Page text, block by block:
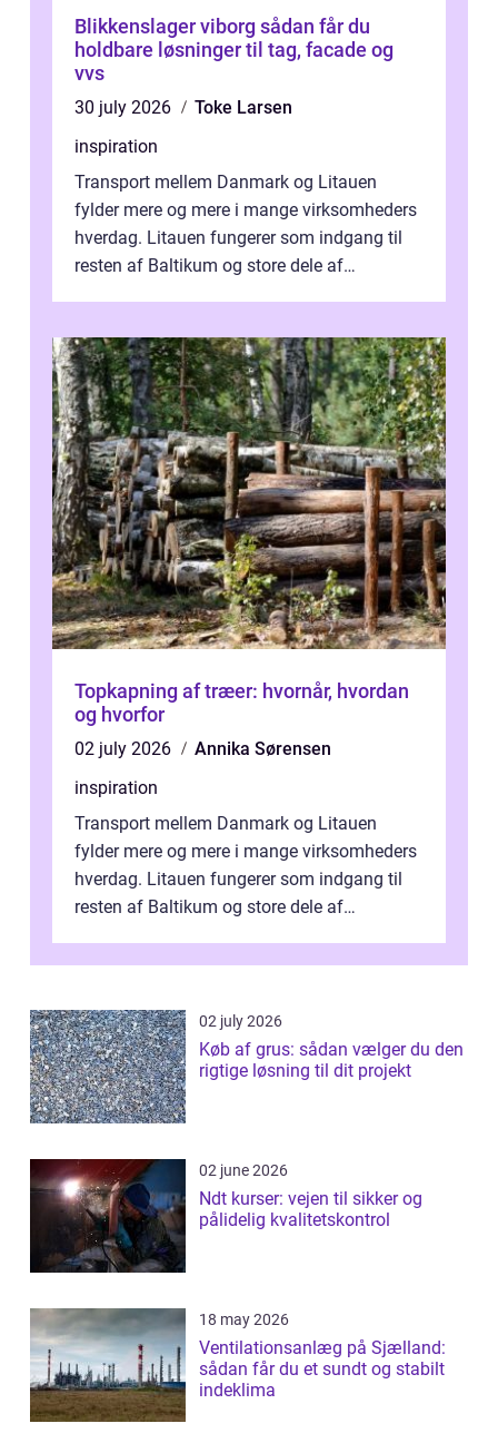
Blikkenslager viborg sådan får du
holdbare løsninger til tag, facade og
vvs
30 july 2026
Toke Larsen
inspiration
Transport mellem Danmark og Litauen
fylder mere og mere i mange virksomheders
hverdag. Litauen fungerer som indgang til
resten af Baltikum og store dele af
Topkapning af træer: hvornår, hvordan
og hvorfor
02 july 2026
Annika Sørensen
inspiration
Transport mellem Danmark og Litauen
fylder mere og mere i mange virksomheders
hverdag. Litauen fungerer som indgang til
resten af Baltikum og store dele af
02 july 2026
Køb af grus: sådan vælger du den
rigtige løsning til dit projekt
02 june 2026
Ndt kurser: vejen til sikker og
pålidelig kvalitetskontrol
18 may 2026
Ventilationsanlæg på Sjælland:
sådan får du et sundt og stabilt
indeklima